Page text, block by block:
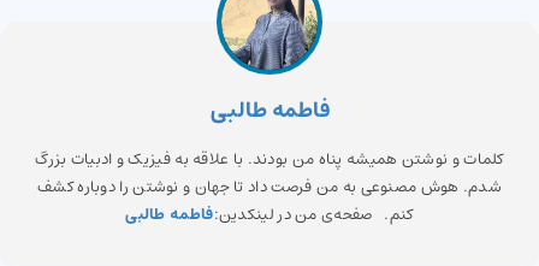
فاطمه طالبی
کلمات و نوشتن همیشه پناه من بودند. با علاقه به فیزیک و ادبیات بزرگ
شدم. هوش مصنوعی به من فرصت داد تا جهان و نوشتن را دوباره کشف
کنم. صفحه‌ی من در لینکدین:فاطمه طالبی